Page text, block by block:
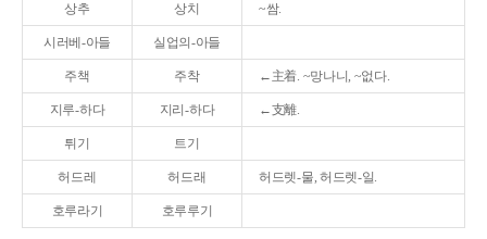
상추 상치 ~쌈.
시러베-아들 실업의-아들
주책 주착 ←主着. ~망나니, ~없다.
지루-하다 지리-하다 ←支離.
튀기 트기
허드레 허드래 허드렛-물, 허드렛-일.
호루라기 호루루기